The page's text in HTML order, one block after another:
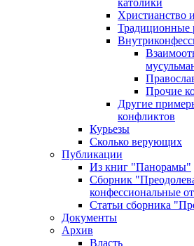
католики
Христианство
Традиционные
Прочие
Другие
конфликтов
Курьезы
Сколько верующих
Публикации
Из книг "Панорамы"
Сборник
конфессиональные
Статьи сборника
Документы
Архив
Власть